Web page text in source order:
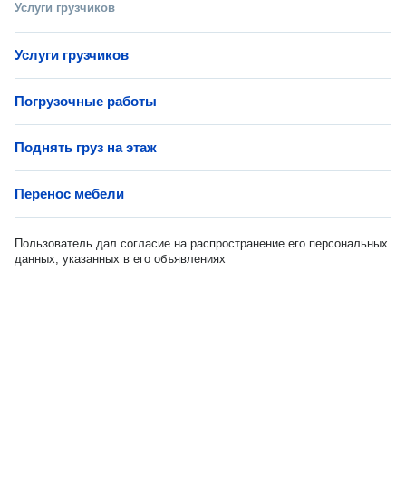
Услуги грузчиков
Услуги грузчиков
Погрузочные работы
Поднять груз на этаж
Перенос мебели
Пользователь дал согласие на распространение его персональных
данных, указанных в его объявлениях